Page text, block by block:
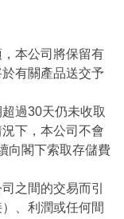
本公司將保留有
有關產品送交予
過30天仍未收取
下，本公司不會
向閣下索取存儲費
之間的交易而引
、利潤或任何間